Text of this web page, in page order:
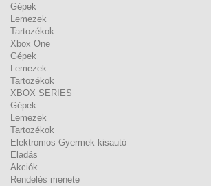
Gépek
Lemezek
Tartozékok
Xbox One
Gépek
Lemezek
Tartozékok
XBOX SERIES
Gépek
Lemezek
Tartozékok
Elektromos Gyermek kisautó
Eladás
Akciók
Rendelés menete